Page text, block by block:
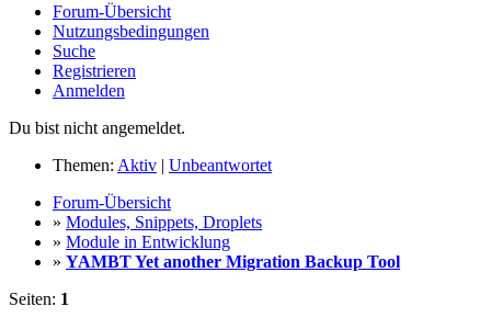
Forum-Übersicht
Nutzungsbedingungen
Suche
Registrieren
Anmelden
Du bist nicht angemeldet.
Themen: Aktiv | Unbeantwortet
Forum-Übersicht
» Modules, Snippets, Droplets
» Module in Entwicklung
» YAMBT Yet another Migration Backup Tool
Seiten: 1